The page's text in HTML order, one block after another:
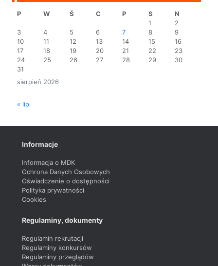
sierpień 2026
P W Ś C P S
N
1
2
3
4 5 6 7 8
9
10
11 12 13 14 15
16
17
18 19 20 21 22
23
24
25 26 27 28 29
30
31
« lip
Informacje
Informacja o MDK
Ochrona Danych Osobowych
Oświadczenie o dostępności
Polityka prywatności
Cookies
Regulaminy, dokumenty
Regulamin rekrutacji
Regulaminy konkursów
Regulaminy przeglądów